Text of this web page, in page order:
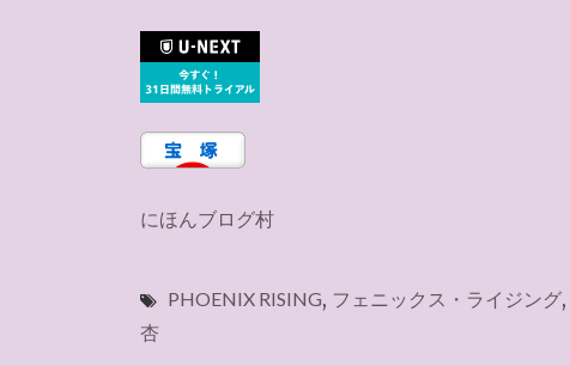
にほんブログ村
PHOENIX RISING, フェニックス・ライジング,
杏